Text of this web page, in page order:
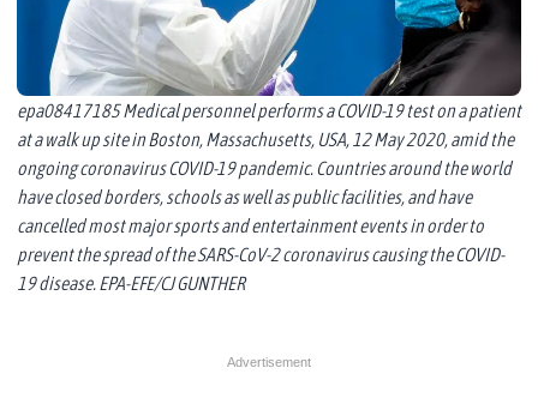
epa08417185 Medical personnel performs a COVID-19 test on a patient
at a walk up site in Boston, Massachusetts, USA, 12 May 2020, amid the
ongoing coronavirus COVID-19 pandemic. Countries around the world
have closed borders, schools as well as public facilities, and have
cancelled most major sports and entertainment events in order to
prevent the spread of the SARS-CoV-2 coronavirus causing the COVID-
19 disease. EPA-EFE/CJ GUNTHER